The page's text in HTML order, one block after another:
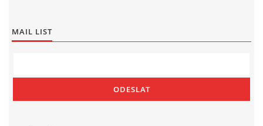
MAIL LIST